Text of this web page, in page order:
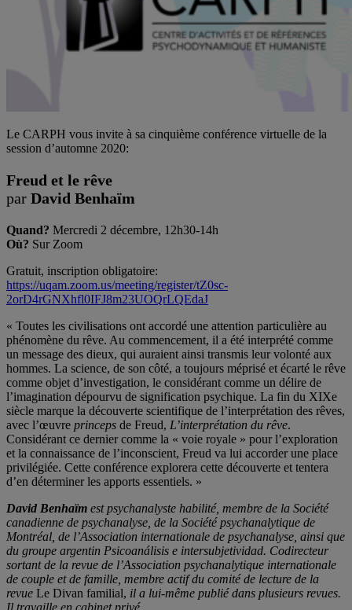
Le CARPH vous invite à sa cinquième conférence virtuelle de la
session d’automne 2020:
Freud et le rêve
par David Benhaïm
Quand? Mercredi 2 décembre, 12h30-14h
Où? Sur Zoom
Gratuit, inscription obligatoire:
https://uqam.zoom.us/meeting/register/tZ0sc-
2orD4rGNXhfl0IFJ8m23UOQrLQEdaJ
« Toutes les civilisations ont accordé une attention particulière au
phénomène du rêve. Au commencement, il a été interprété comme
un message des dieux, qui auraient ainsi transmis leur volonté aux
hommes. La science, de son côté, a toujours méprisé et écarté le rêve
comme objet d’investigation, le considérant comme un délire de
l’imagination dépourvu de signification psychique. La fin du XIXe
siècle marque la découverte scientifique de l’interprétation des rêves,
avec l’œuvre princeps de Freud, L’interprétation du rêve.
Considérant ce dernier comme la « voie royale » pour l’exploration
et la connaissance de l’inconscient, Freud va lui accorder une place
privilégiée. Cette conférence explorera cette découverte et tentera
d’en déterminer les apports essentiels. »
David Benhaïm est psychanalyste habilité, membre de la Société
canadienne de psychanalyse, de la Société psychanalytique de
Montréal, de l’Association internationale de psychanalyse, ainsi que
du groupe argentin Psicoanálisis e intersubjetividad. Codirecteur
sortant de la revue de l’Association psychanalytique internationale
de couple et de famille, membre actif du comité de lecture de la
revue Le Divan familial, il a lui-même publié dans plusieurs revues.
Il travaille en cabinet privé.